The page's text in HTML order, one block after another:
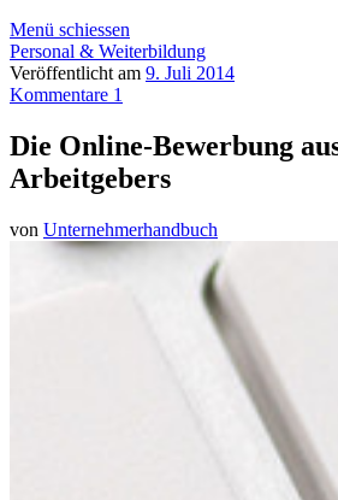
Menü schiessen
Personal & Weiterbildung
Veröffentlicht am 9. Juli 2014
Kommentare 1
Die Online-Bewerbung
Arbeitgebers
von Unternehmerhandbuch